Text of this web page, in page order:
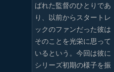
ばれた監督のひとりであ
り、以前からスタートレ
ックのファンだった彼は
そのことを光栄に思って
いるという。今回は彼に
シリーズ初期の様子を振